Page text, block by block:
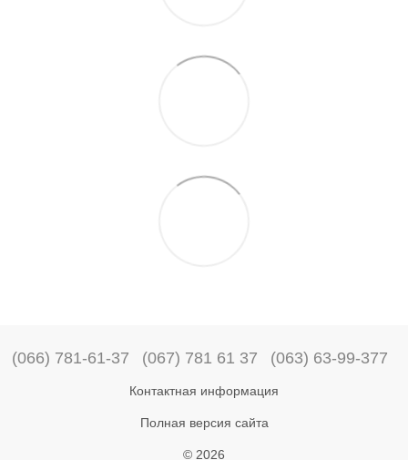
(066) 781-61-37 (067) 781 61 37 (063) 63-99-377
Контактная информация
Полная версия сайта
© 2026